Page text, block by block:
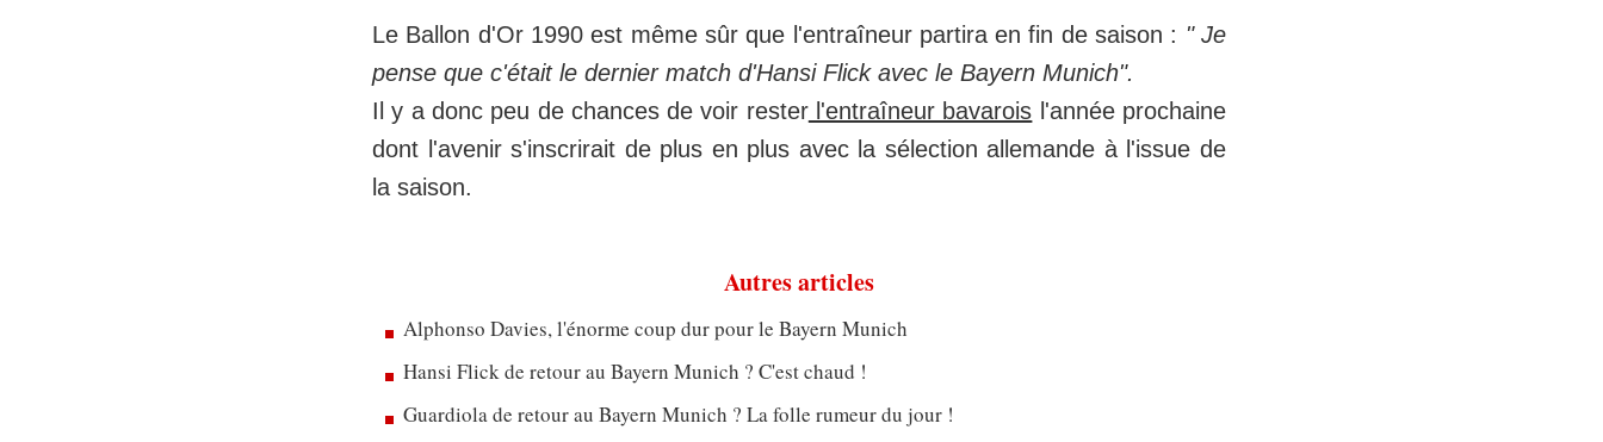
Le Ballon d'Or 1990 est même sûr que l'entraîneur partira en fin de saison : " Je
pense que c'était le dernier match d'Hansi Flick avec le Bayern Munich".
Il y a donc peu de chances de voir resterl'entraîneur bavarois l'année prochaine
dont l'avenir s'inscrirait de plus en plus avec la sélection allemande à l'issue de
la saison.
Autres articles
Alphonso Davies, l'énorme coup dur pour le Bayern Munich
Hansi Flick de retour au Bayern Munich ? C'est chaud !
Guardiola de retour au Bayern Munich ? La folle rumeur du jour !